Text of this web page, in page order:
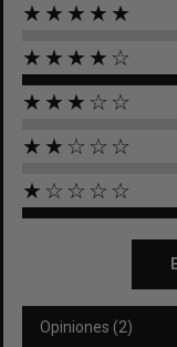
★★★★★
★★★★☆
★★★☆☆
★★☆☆☆
★☆☆☆☆
Opiniones (2)